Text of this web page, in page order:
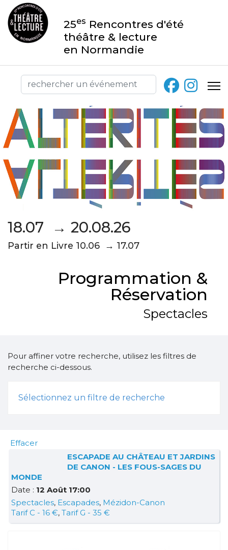
25es Rencontres d'été
théâtre & lecture
en Normandie
18.07 → 20.08.26
Partir en Livre 10.06 → 17.07
Programmation &
Réservation
Spectacles
Pour affiner votre recherche, utilisez les filtres de
recherche ci-dessous.
Sélectionnez un filtre de recherche
Effacer
ESCAPADE AU CHÂTEAU ET JARDINS
DE CANON - LES FOUS-SAGES DU
MONDE
Date : 12 Août 17:00
Spectacles, Escapades, Mézidon-Canon
Tarif C - 16 €,Tarif G - 35 €